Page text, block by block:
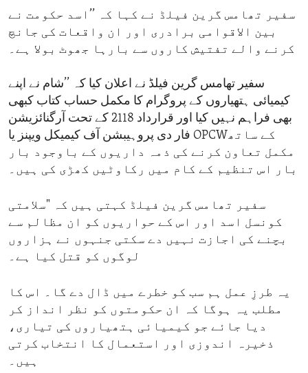
سفیر تھامس گرین فیلڈ نے کہا کہ ’’اسد حکومت نے
بین الاقوامی برادری اور ان واقعات کی جانچ
کرنے والے تفتیش کاروں سے بارہا جھوٹ بولا ہے۔
سفیر تھامس گرین فیلڈ نے اعلان کیا کہ ’’شام نے اپنے
کیمیائی ہتھیاروں کے پروگرام کا مکمل حساب کتاب کبھی
بھی فراہم نہیں کیا اور قرارداد 2118 کے تحت آرگنائزیشن
فار دی پروہیبشن آف کیمیکل ویپنز یا OPCWکے ساتھ
مکمل تعاون کرنے کی ذمہ داریوں کے باوجود بار
بار اس تنظیم کے کام میں رکاوٹیں کھڑی کی ہیں۔
سفیر تھامس گرین فیلڈ کہتی ہیں کہ "سلامتی
کونسل اسد اور اس کے حواریوں کو ان مظالم سے
بچنے کی اجازت نہیں دے سکتی جنہوں نے ہزاروں
لوگوں کو قتل کیا ہے۔
یہ طرزِ عمل ہم سب کو خطرے میں ڈال دے گا۔ اس کا
مطلب یہ ہوگا کہ ان حکومتوں کو نظر انداز کر
دیا جائے جو کیمیائی ہتھیاروں کی تیاری،
ذخیرہ اندوزی اور استعمال کا انتخاب کرتی
ہیں۔